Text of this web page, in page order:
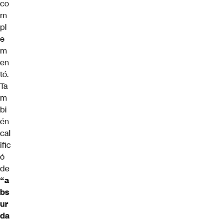
co
m
pl
e
m
en
tó.
Ta
m
bi
én
cal
ific
ó
de
“a
bs
ur
da